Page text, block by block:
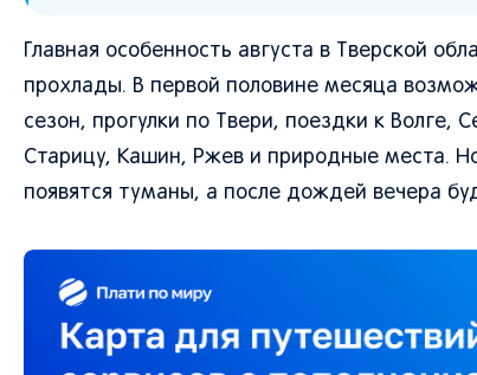
Главная особенность августа в Тверской
прохлады. В первой половине месяца
сезон, прогулки по Твери, поездки к Волге,
Старицу, Кашин, Ржев и природные места.
появятся туманы, а после дождей вечера